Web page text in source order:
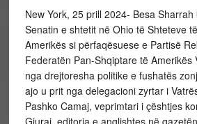
New York, 25 prill 2024- Besa
Senatin e shtetit në Ohio të Shteteve
Amerikës si përfaqësuese e Partisë
Federatën Pan-Shqiptare të Amerikës
nga drejtoresha politike e fushatës
ajo u prit nga delegacioni zyrtar i
Pashko Camaj, veprimtari i çështjes